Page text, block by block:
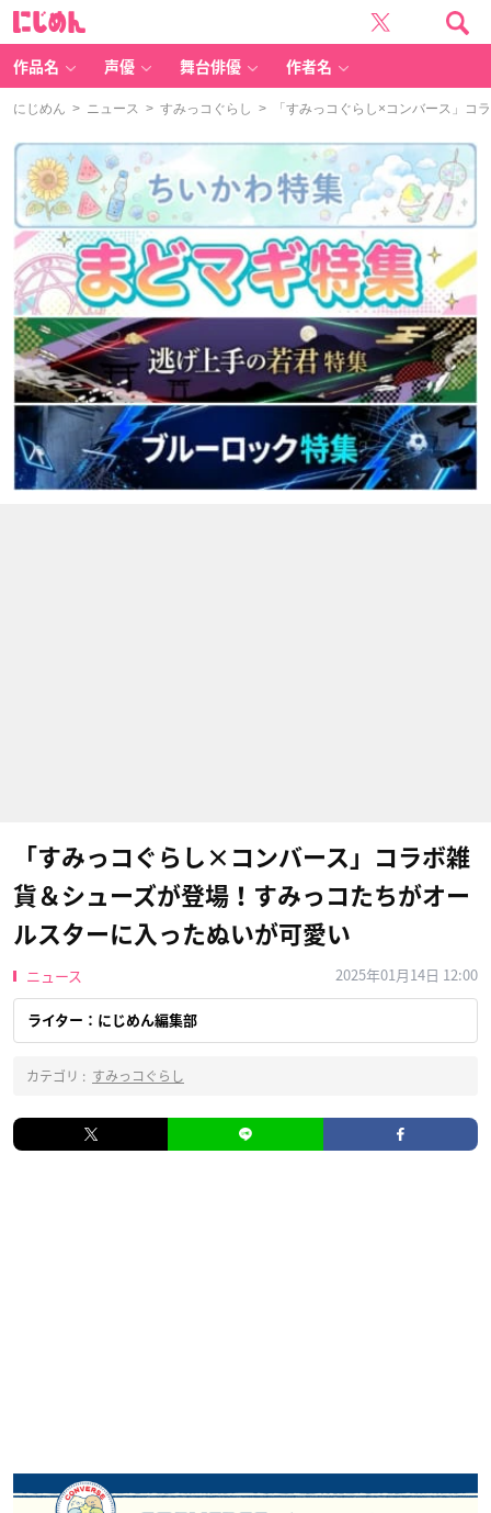
作品名 声優 舞台俳優 作者名
にじめん > ニュース > すみっコぐらし > 「すみっコぐらし×コンバース」コ
「すみっコぐらし×コンバース」コラボ雑
貨＆シューズが登場！すみっコたちがオー
ルスターに入ったぬいが可愛い
ニュース 2025年01月14日 12:00
ライター：にじめん編集部
カテゴリ : すみっコぐらし